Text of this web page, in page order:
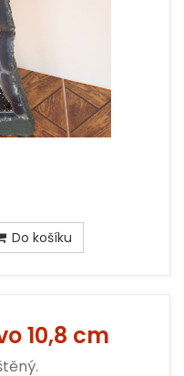
Do košíku
10,8 cm